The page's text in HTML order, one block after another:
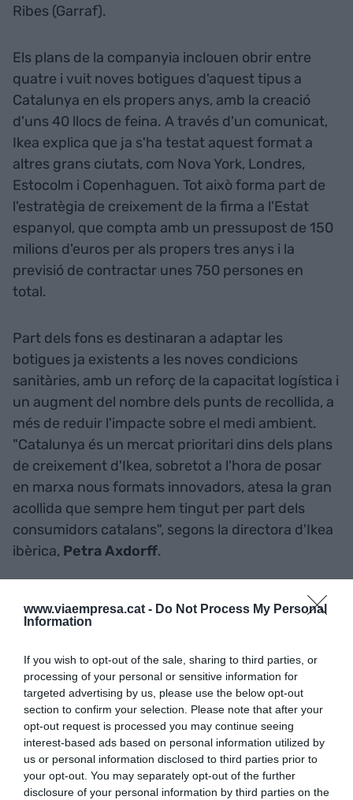
www.viaempresa.cat - Do Not Process My Personal
Information
If you wish to opt-out of the sale, sharing to third parties, or
processing of your personal or sensitive information for
targeted advertising by us, please use the below opt-out
section to confirm your selection. Please note that after your
opt-out request is processed you may continue seeing
interest-based ads based on personal information utilized by
us or personal information disclosed to third parties prior to
your opt-out. You may separately opt-out of the further
disclosure of your personal information by third parties on the
Ribes (Garraf).
Els plans de la companyia inclouen obrir entre
quatre i vuit noves botigues d'aquest tipus a
Catalunya en els propers anys, amb la creació
d'uns 40 llocs de feina. A través d'un comunicat,
Ikea explica que ja s'ha testat aquest format a
altres grans ciutats, com Nova York, Londres,
Estocolm i Copenhaguen. Tot això forma part de
l'estratègia de creixement de la firma a l'Estat
espanyol, que compta amb un pressupost de 150
milions d'euros per als propers tres anys i la
previsió de contractar unes 750 persones en
total.
Part dels fons es destinaran a adaptar les
botigues ja existents a les noves condicions
sanitàries, amb un reforç de la capacitat logística i
un augment del nombre dels punts de recollida, a
més de reduir l'impacte sobre el medi ambient.
"Catalunya és un mercat prioritari dins dels plans
de creixement d'Ikea, sobretot a l'hora de posar
en marxa nous formats innovadors, atesa la gran
acollida que sempre hem tingut per part dels
consumidors catalans", segons la directora d'Ikea
ibèrica, Petra Axdorff.
Aquest dilluns passat, la marca ha estrenat un
altre format de botiga a Catalunya, Ikea Dissenya.
Salt. Aquest model es replicarà al número 3 del
carrer Pi i Maragall de Lleida. Totes aquestes
inauguracions se sumen a les tres botigues
tradicionals que té Ikea a Catalunya, a l'Hospitalet,
Badalona i Sabadell, i al centre de distribució que
té a Valls.